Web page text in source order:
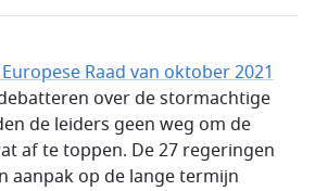
Raad van oktober 2021
over de stormachtige
de leiders geen weg om de
af te toppen. De 27 regeringen
aanpak op de lange termijn